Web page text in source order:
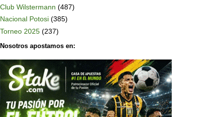
Club Wilstermann (487)
Nacional Potosi (385)
Torneo 2025 (237)
Nosotros apostamos en: